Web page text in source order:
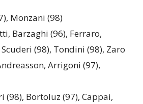
Monzani (98)
Barzaghi (96), Ferraro,
(98), Tondini (98), Zaro
Arrigoni (97),
(98), Bortoluz (97), Cappai,